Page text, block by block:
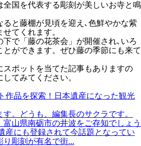
全国を代表する彫刻が美しいお寺と鳴
ると藤棚が見頃を迎え､色鮮やかな紫
てくれます。
で「藤の花茶会」が開催され､いろ
とができます。ぜひ藤の季節にも来て
スポットを当てた記事もありますの
てみてください。
作品を探索！日本遺産になった観光
。どうも、編集長のサクラです。
山県南砺市の井波をご存知でしょう
産にも登録されて今話題となってい
り彫刻が有名で街...